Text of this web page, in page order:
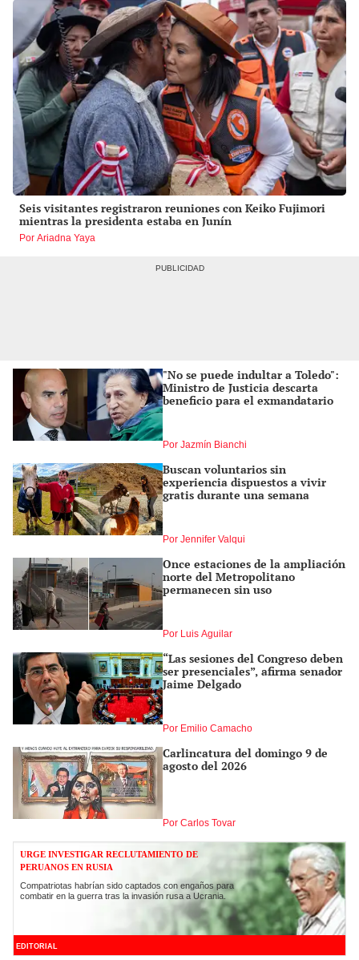
Seis visitantes registraron reuniones con Keiko Fujimori
mientras la presidenta estaba en Junín
Por Ariadna Yaya
"No se puede indultar a Toledo":
Ministro de Justicia descarta
beneficio para el exmandatario
Por Jazmín Bianchi
Buscan voluntarios sin
experiencia dispuestos a vivir
gratis durante una semana
Por Jennifer Valqui
Once estaciones de la ampliación
norte del Metropolitano
permanecen sin uso
Por Luis Aguilar
“Las sesiones del Congreso deben
ser presenciales”, afirma senador
Jaime Delgado
Por Emilio Camacho
Carlincatura del domingo 9 de
agosto del 2026
Por Carlos Tovar
URGE INVESTIGAR RECLUTAMIENTO DE
PERUANOS EN RUSIA
Compatriotas habrían sido captados con engaños para
combatir en la guerra tras la invasión rusa a Ucrania.
EDITORIAL